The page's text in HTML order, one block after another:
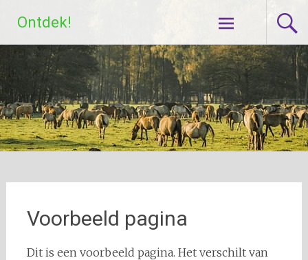
Ontdek!
Skip
to
content
Voorbeeld pagina
Dit is een voorbeeld pagina. Het verschilt van